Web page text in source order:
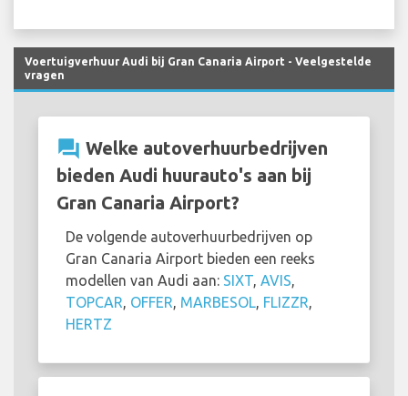
Voertuigverhuur Audi bij Gran Canaria Airport - Veelgestelde
vragen
question_answer Welke autoverhuurbedrijven
bieden Audi huurauto's aan bij
Gran Canaria Airport?
De volgende autoverhuurbedrijven op
Gran Canaria Airport bieden een reeks
modellen van Audi aan: SIXT AVIS
TOPCAR OFFER MARBESOL FLIZZR
HERTZ